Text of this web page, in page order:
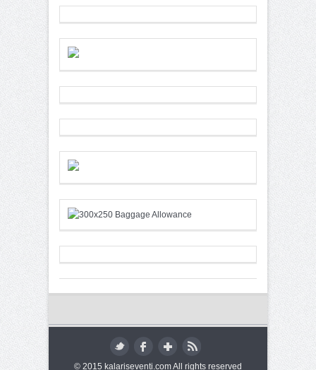
© 2015 kalariseventi.com All rights reserved